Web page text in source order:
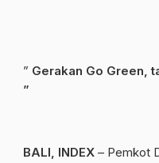
” Gerakan Go Green,
”
BALI, INDEX – Pemkot